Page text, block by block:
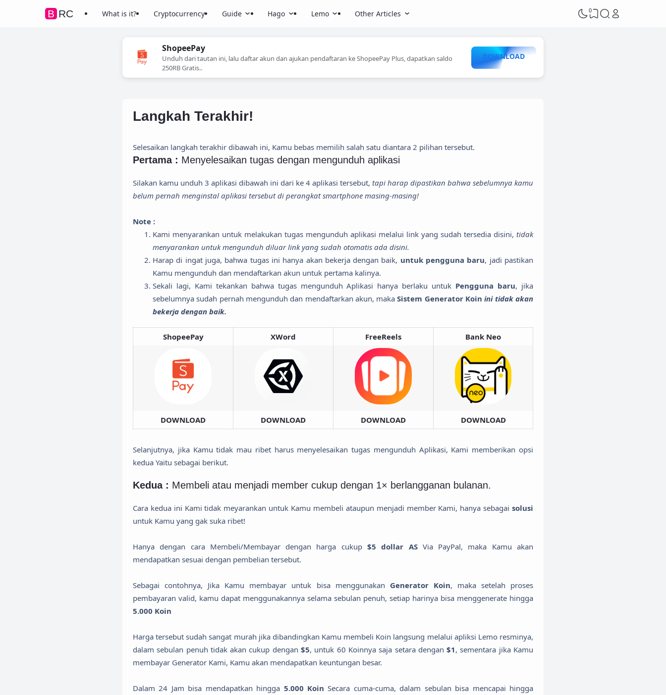
BRC What is it? Cryptocurrency Guide Hago Lemo Other Articles 0
ShopeePay
Unduh dari tautan ini, lalu daftar akun dan ajukan pendaftaran ke ShopeePay Plus, dapatkan saldo
250RB Gratis..
DOWNLOAD
Langkah Terakhir!
Selesaikan langkah terakhir dibawah ini, Kamu bebas memilih salah satu diantara 2 pilihan tersebut.
Pertama : Menyelesaikan tugas dengan mengunduh aplikasi
Silakan kamu unduh 3 aplikasi dibawah ini dari ke 4 aplikasi tersebut, tapi harap dipastikan bahwa sebelumnya kamu
belum pernah menginstal aplikasi tersebut di perangkat smartphone masing-masing!
Note :
Kami menyarankan untuk melakukan tugas mengunduh aplikasi melalui link yang sudah tersedia disini, tidak
menyarankan untuk mengunduh diluar link yang sudah otomatis ada disini.
Harap di ingat juga, bahwa tugas ini hanya akan bekerja dengan baik, untuk pengguna baru, jadi pastikan
Kamu mengunduh dan mendaftarkan akun untuk pertama kalinya.
Sekali lagi, Kami tekankan bahwa tugas mengunduh Aplikasi hanya berlaku untuk Pengguna baru, jika
sebelumnya sudah pernah mengunduh dan mendaftarkan akun, makaSistem Generator Koinini tidak akan
bekerja dengan baik.
ShopeePay XWord FreeReels Bank Neo
DOWNLOAD DOWNLOAD DOWNLOAD DOWNLOAD
Selanjutnya, jika Kamu tidak mau ribet harus menyelesaikan tugas mengunduh Aplikasi, Kami memberikan opsi
kedua Yaitu sebagai berikut.
Kedua : Membeli atau menjadi member cukup dengan 1× berlangganan bulanan.
Cara kedua ini Kami tidak meyarankan untuk Kamu membeli ataupun menjadi member Kami, hanya sebagai solusi
untuk Kamu yang gak suka ribet!
Hanya dengan cara Membeli/Membayar dengan harga cukup $5 dollar ASVia PayPal, maka Kamu akan
mendapatkan sesuai dengan pembelian tersebut.
Sebagai contohnya, Jika Kamu membayar untuk bisa menggunakan Generator Koin, maka setelah proses
pembayaran valid, kamu dapat menggunakannya selama sebulan penuh, setiap harinya bisa menggenerate hingga
5.000 Koin
Harga tersebut sudah sangat murah jika dibandingkan Kamu membeli Koin langsung melalui apliksi Lemo resminya,
dalam sebulan penuh tidak akan cukup dengan$5, untuk 60 Koinnya saja setara dengan$1, sementara jika Kamu
membayar Generator Kami, Kamu akan mendapatkan keuntungan besar.
Dalam 24 Jam bisa mendapatkan hingga 5.000 Koin Secara cuma-cuma, dalam sebulan bisa mencapai hingga